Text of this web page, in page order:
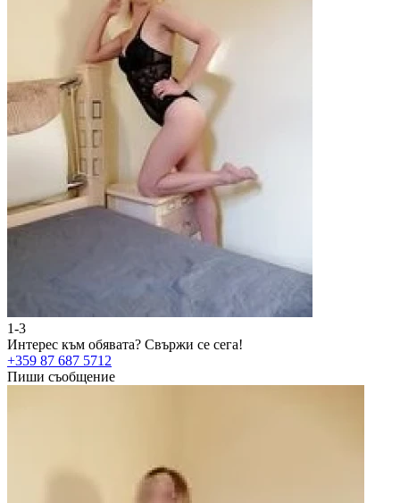
1-3
Интерес към обявата? Свържи се сега!
+359 87 687 5712
Пиши съобщение